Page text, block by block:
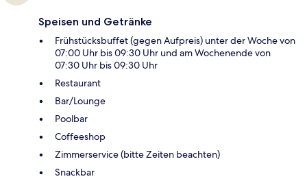
Speisen und Getränke
Frühstücksbuffet (gegen Aufpreis) unter der Woche von
07:00 Uhr bis 09:30 Uhr und am Wochenende von
07:30 Uhr bis 09:30 Uhr
Restaurant
Bar/Lounge
Poolbar
Coffeeshop
Zimmerservice (bitte Zeiten beachten)
Snackbar